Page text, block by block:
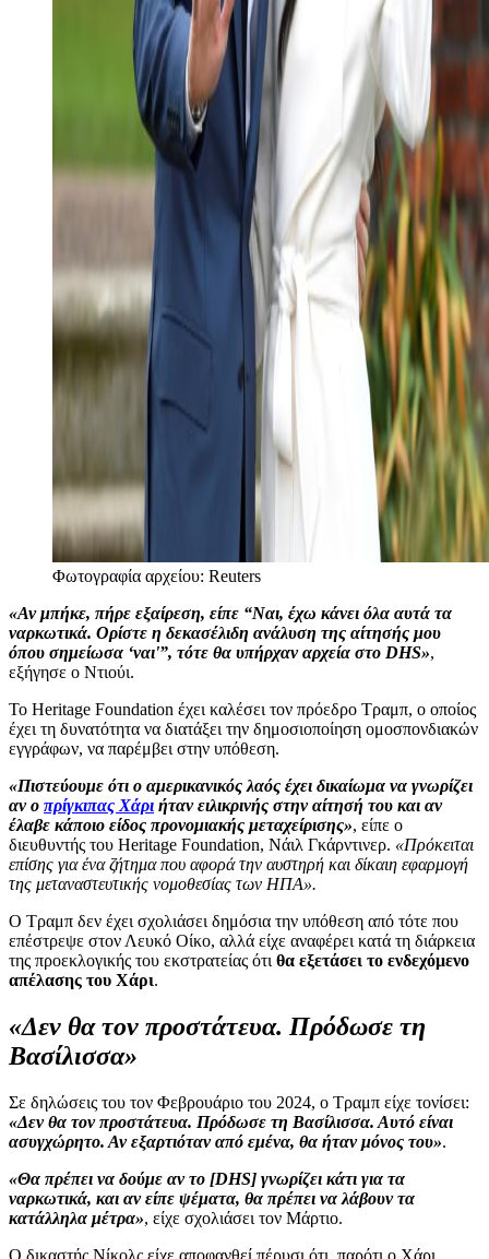
Φωτογραφία αρχείου: Reuters
«Αν μπήκε, πήρε εξαίρεση, είπε “Ναι, έχω κάνει όλα αυτά τα
ναρκωτικά. Ορίστε η δεκασέλιδη ανάλυση της αίτησής μου
όπου σημείωσα ‘ναι'”, τότε θα υπήρχαν αρχεία στο DHS»,
εξήγησε ο Ντιούι.
Το Heritage Foundation έχει καλέσει τον πρόεδρο Τραμπ, ο οποίος
έχει τη δυνατότητα να διατάξει την δημοσιοποίηση ομοσπονδιακών
εγγράφων, να παρέμβει στην υπόθεση.
«Πιστεύουμε ότι ο αμερικανικός λαός έχει δικαίωμα να γνωρίζει
αν ο πρίγκιπας Χάρι ήταν ειλικρινής στην αίτησή του και αν
έλαβε κάποιο είδος προνομιακής μεταχείρισης», είπε ο
διευθυντής του Heritage Foundation, Νάιλ Γκάρντινερ. «Πρόκειται
επίσης για ένα ζήτημα που αφορά την αυστηρή και δίκαιη εφαρμογή
της μεταναστευτικής νομοθεσίας των ΗΠΑ».
Ο Τραμπ δεν έχει σχολιάσει δημόσια την υπόθεση από τότε που
επέστρεψε στον Λευκό Οίκο, αλλά είχε αναφέρει κατά τη διάρκεια
της προεκλογικής του εκστρατείας ότι θα εξετάσει το ενδεχόμενο
απέλασης του Χάρι.
«Δεν θα τον προστάτευα. Πρόδωσε τη
Βασίλισσα»
Σε δηλώσεις του τον Φεβρουάριο του 2024, ο Τραμπ είχε τονίσει:
«Δεν θα τον προστάτευα. Πρόδωσε τη Βασίλισσα. Αυτό είναι
ασυγχώρητο. Αν εξαρτιόταν από εμένα, θα ήταν μόνος του».
«Θα πρέπει να δούμε αν το [DHS] γνωρίζει κάτι για τα
ναρκωτικά, και αν είπε ψέματα, θα πρέπει να λάβουν τα
κατάλληλα μέτρα», είχε σχολιάσει τον Μάρτιο.
Ο δικαστής Νίκολς είχε αποφανθεί πέρυσι ότι, παρότι ο Χάρι